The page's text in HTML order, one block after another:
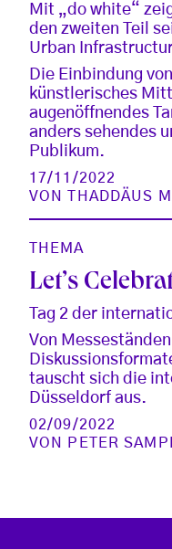
Mit „do white“
den zweiten Teil
Urban
Die Einbindung
künstlerisches
augenöffnendes
anders sehendes
Publikum.
17/11/2022
VON
THADDÄUS
THEMA
Let’s
Tag 2 der
Von
tauscht sich die
Düsseldorf aus.
02/09/2022
VON
PETER